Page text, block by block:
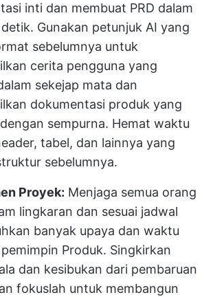
inti dan membuat PRD dalam
Gunakan petunjuk AI yang
sebelumnya untuk
cerita pengguna yang
sekejap mata dan
dokumentasi produk yang
sempurna. Hemat waktu
tabel, dan lainnya yang
sebelumnya.
Proyek: Menjaga semua orang
lingkaran dan sesuai jadwal
banyak upaya dan waktu
Produk. Singkirkan
dan kesibukan dari pembaruan
fokuslah untuk membangun